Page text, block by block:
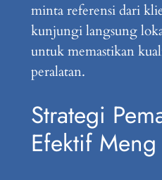
minta referensi dari
kunjungi langsung
untuk memastikan
peralatan.
Strategi
Efektif Meng